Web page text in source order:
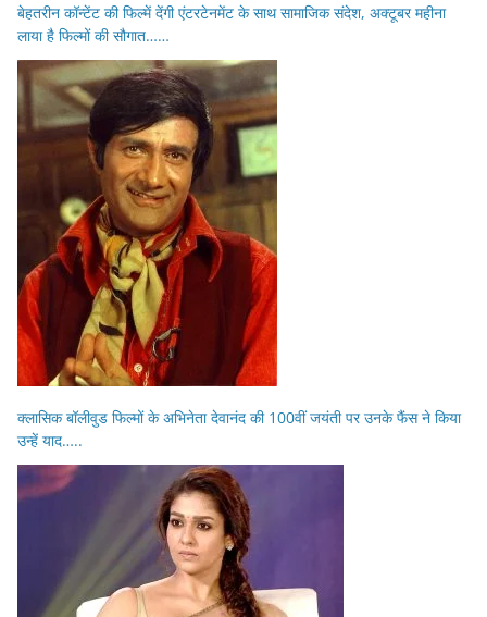
बेहतरीन कॉन्टेंट की फिल्में देंगी एंटरटेनमेंट के साथ सामाजिक संदेश, अक्टूबर महीना
लाया है फिल्मों की सौगात……
क्लासिक बॉलीवुड फिल्मों के अभिनेता देवानंद की 100वीं जयंती पर उनके फैंस ने किया
उन्हें याद…..